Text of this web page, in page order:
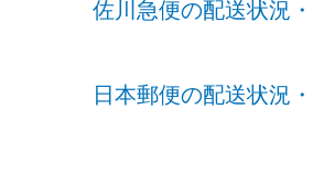
佐川急便の配送状況
日本郵便の配送状況